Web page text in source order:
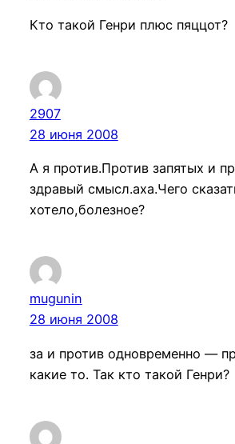
Кто такой Генри плюс пяццот?
2907
28 июня 2008
А я против.Против запятых и
здравый смысл.аха.Чего
хотело,болезное?
mugunin
28 июня 2008
за и против одновременно —
какие то. Так кто такой Генри?